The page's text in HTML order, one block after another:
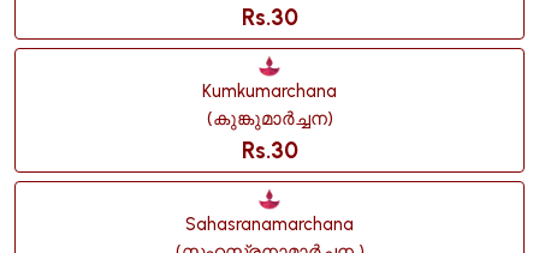
Rs.30
Kumkumarchana
(കുങ്കുമാർച്ചന)
Rs.30
Sahasranamarchana